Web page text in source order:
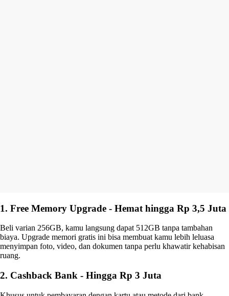
1. Free Memory Upgrade - Hemat hingga Rp 3,5 Juta
Beli varian 256GB, kamu langsung dapat 512GB tanpa tambahan
biaya. Upgrade memori gratis ini bisa membuat kamu lebih leluasa
menyimpan foto, video, dan dokumen tanpa perlu khawatir kehabisan
ruang.
2. Cashback Bank - Hingga Rp 3 Juta